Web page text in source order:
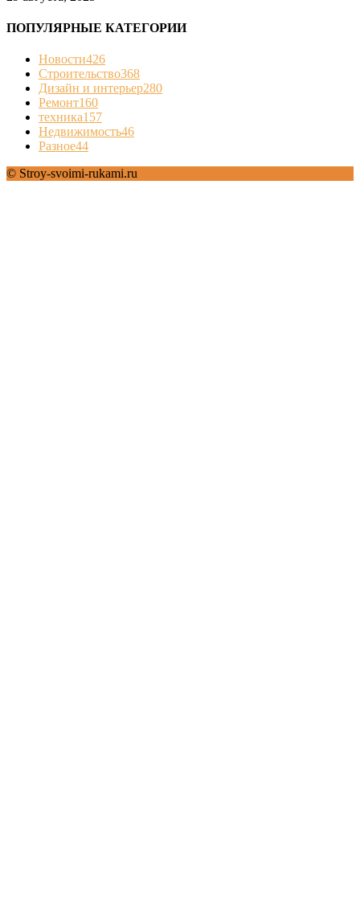
ПОПУЛЯРНЫЕ КАТЕГОРИИ
Новости426
Строительство368
Дизайн и интерьер280
Ремонт160
техника157
Недвижимость46
Разное44
© Stroy-svoimi-rukami.ru